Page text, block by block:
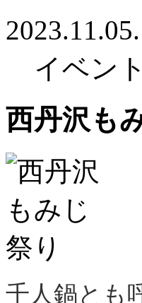
イベント
西丹沢も
千人鍋とも